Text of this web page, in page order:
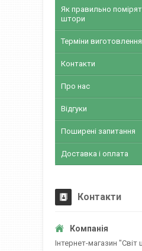
Як правильно
штори
Терміни виготовлення
Контакти
Про нас
Відгуки
Поширені запитання
Доставка і оплата
Контакти
Iнтернет-магазин "Свiт